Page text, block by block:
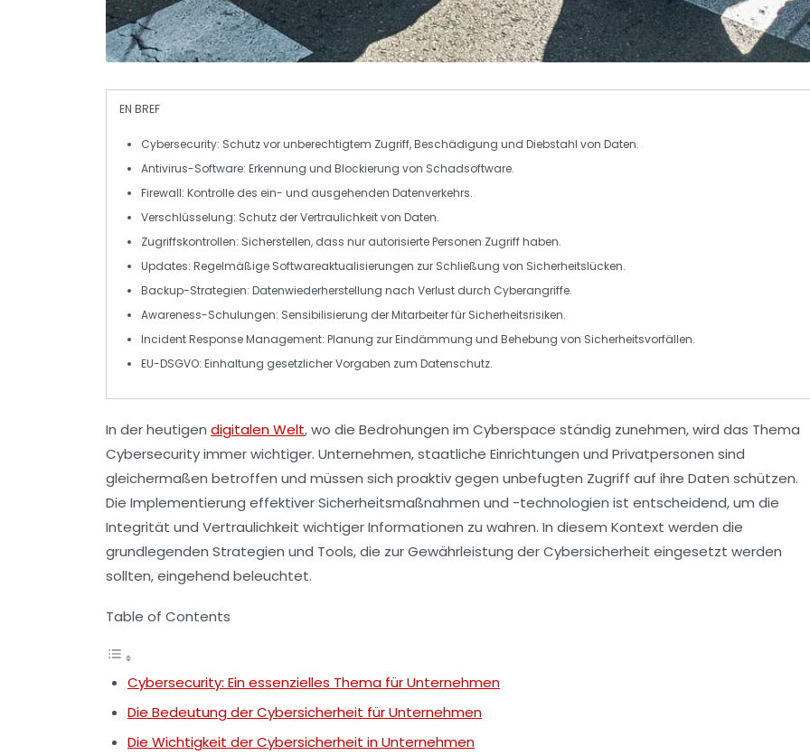
EN BREF
Cybersecurity: Schutz vor unberechtigtem Zugriff, Beschädigung und Diebstahl von Daten.
Antivirus-Software: Erkennung und Blockierung von Schadsoftware.
Firewall: Kontrolle des ein- und ausgehenden Datenverkehrs.
Verschlüsselung: Schutz derVertraulichkeitvon Daten.
Zugriffskontrollen: Sicherstellen, dass nur autorisierte Personen Zugriffhaben.
Updates: Regelmäßige Softwareaktualisierungen zur Schließung von Sicherheitslücken.
Backup-Strategien: Datenwiederherstellung nach Verlust durch Cyberangriffe.
Awareness-Schulungen: Sensibilisierung der Mitarbeiter für Sicherheitsrisiken.
Incident Response Management: Planung zurEindämmung und Behebung von Sicherheitsvorfällen.
EU-DSGVO: Einhaltung gesetzlicher Vorgaben zum Datenschutz.
In der heutigen digitalen Welt, wo die Bedrohungen im Cyberspace ständig zunehmen, wird das Thema
Cybersecurityimmer wichtiger. Unternehmen, staatliche Einrichtungen und Privatpersonen sind
gleichermaßen betroffen und müssen sich proaktiv gegen unbefugten Zugriff auf ihre Daten schützen.
Die Implementierung effektiverSicherheitsmaßnahmen und -technologien ist entscheidend, um die
Integrität und Vertraulichkeit wichtiger Informationen zu wahren. In diesem Kontext werden die
grundlegenden Strategien und Tools, die zur Gewährleistung derCybersicherheit eingesetzt werden
sollten, eingehend beleuchtet.
Table of Contents
Cybersecurity: Ein essenzielles Thema für Unternehmen
Die Bedeutung der Cybersicherheit für Unternehmen
Die Wichtigkeit der Cybersicherheit in Unternehmen